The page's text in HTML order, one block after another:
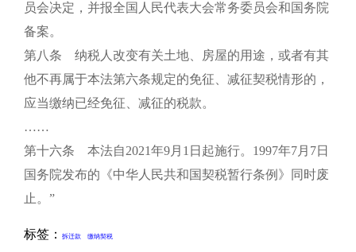
员会决定，并报全国人民代表大会常务委员会和国务院
备案。
第八条 纳税人改变有关土地、房屋的用途，或者有其
他不再属于本法第六条规定的免征、减征契税情形的，
应当缴纳已经免征、减征的税款。
……
第十六条 本法自2021年9月1日起施行。1997年7月7日
国务院发布的《中华人民共和国契税暂行条例》同时废
止。”
标签： 拆迁款 缴纳契税